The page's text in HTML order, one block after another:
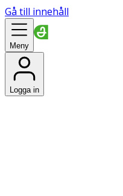
Gå till innehåll
Meny
Logga in